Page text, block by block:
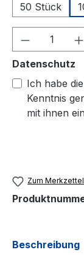
50 Stück
Produkt
Datenschutz
Ich habe die
Kenntnis
mit ihnen
Zum
Beschreibung